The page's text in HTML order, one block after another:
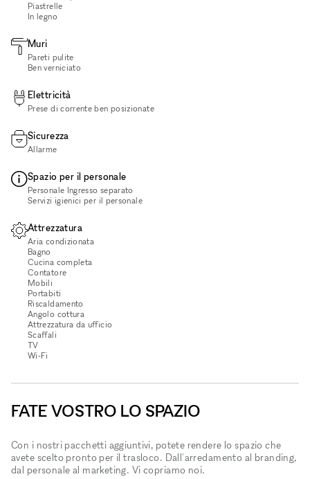
Piastrelle
In legno
Muri
Pareti pulite
Ben verniciato
Elettricità
Prese di corrente ben posizionate
Sicurezza
Allarme
Spazio per il personale
Personale Ingresso separato
Servizi igienici per il personale
Attrezzatura
Aria condizionata
Bagno
Cucina completa
Contatore
Mobili
Portabiti
Riscaldamento
Angolo cottura
Attrezzatura da ufficio
Scaffali
TV
Wi‑Fi
FATE VOSTRO LO SPAZIO
Con i nostri pacchetti aggiuntivi, potete rendere lo spazio che
avete scelto pronto per il trasloco. Dall'arredamento al branding,
dal personale al marketing. Vi copriamo noi.